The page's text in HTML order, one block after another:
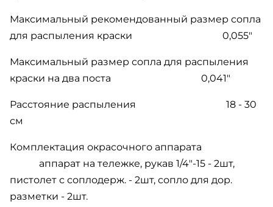
Максимальный рекомендованный размер сопла
для распыления краски
0,055"
Максимальный размер сопла для распыления
краски на два поста
0,041"
Расстояние распыления
18 - 30
см
Комплектация окрасочного аппарата
аппарат на тележке, рукав 1/4"-15 - 2шт,
пистолет с соплодерж. - 2шт, сопло для дор.
разметки - 2шт.